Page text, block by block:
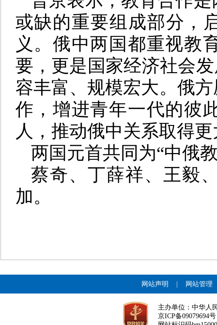
或缺的重要组成部分，
义。俄中两国都重视教
要，更是国家经济社会
容丰富、规模宏大。俄
作，增进青年一代的彼
人，推动俄中关系取得
两国元首共同为“中俄
蔡奇、丁薛祥、王毅
加。